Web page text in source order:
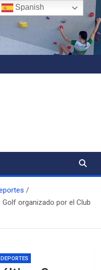
organizado por el Club
Spanish